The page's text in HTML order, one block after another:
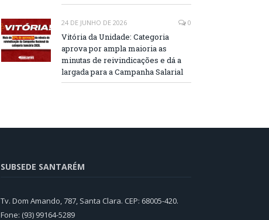
24 DE JUNHO DE 2026 0
Vitória da Unidade: Categoria
aprova por ampla maioria as
minutas de reivindicações e dá a
largada para a Campanha Salarial
SUBSEDE SANTARÉM
Tv. Dom Amando, 787, Santa Clara. CEP: 68005-420.
Fone: (93) 99164-5289